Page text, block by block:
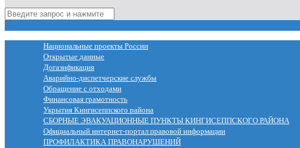
Национальные проекты России
Открытые данные
Догазификация
Аварийно-диспетчерские службы
Обращение с отходами
Финансовая грамотность
Укрытия Кингисеппского района
СБОРНЫЕ ЭВАКУАЦИОННЫЕ ПУНКТЫ КИНГИСЕППСКОГО РАЙОНА
Официальный интернет-портал правовой информации
ПРОФИЛАКТИКА ПРАВОНАРУШЕНИЙ